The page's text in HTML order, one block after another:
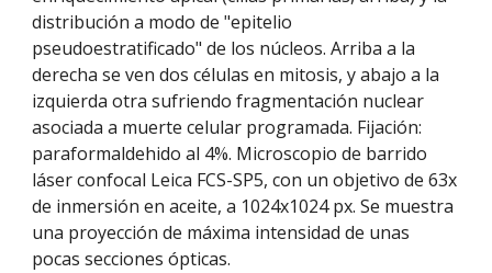
distribución a modo de "epitelio
pseudoestratificado" de los núcleos. Arriba a la
derecha se ven dos células en mitosis, y abajo a la
izquierda otra sufriendo fragmentación nuclear
asociada a muerte celular programada. Fijación:
paraformaldehido al 4%. Microscopio de barrido
láser confocal Leica FCS-SP5, con un objetivo de 63x
de inmersión en aceite, a 1024x1024 px. Se muestra
una proyección de máxima intensidad de unas
pocas secciones ópticas.